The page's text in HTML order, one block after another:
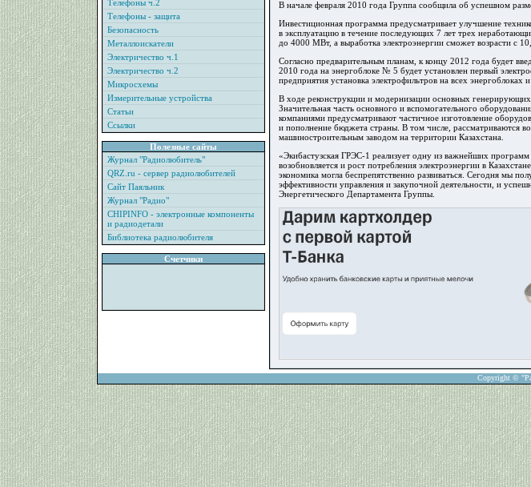
Телефоны ч.2
Телефоны - защита
Безопасность
Металлоискатели
Электричество ч.1
Электричество ч.2
Микросхемы
Измерительные устройства
Статьи
Ссылки
Полезные сайты
Журнал "Радиолюбитель"
QRZ.ru - сервер радиолюбителей
Сайт Паяльник
Журнал "Радио"
CHIPINFO - электронные компоненты
и радиодетали
Библиотека радиолюбителя
Счетчики
В начале февраля 2010 года Группа сообщила об успешном
Инвестиционная программа предусматривает улучшение
в эксплуатацию в течение последующих 7 лет трех
до 4000 МВт, а выработка электроэнергии сможет возрасти с
Согласно предварительным планам, к концу 2012 года будет
2010 года на энергоблоке № 5 будет установлен первый
предприятия установка электрофильтров на всех
В ходе реконструкции и модернизации основных
Значительная часть основного и вспомогательного
компаниями предусматривают частичное изготовление
и пополнение бюджета страны. В том числе, рассматриваются
машиностроительным заводом на территории Казахстана.
«Экибастузская ГРЭС-1 реализует одну из важнейших программ
возобновляется и рост потребления электроэнергии в
экономика могла беспрепятственно развиваться. Сегодня мы
эффективности управления и закупочной деятельности, и
Энергетического Департамента Группы.
Copyright ©